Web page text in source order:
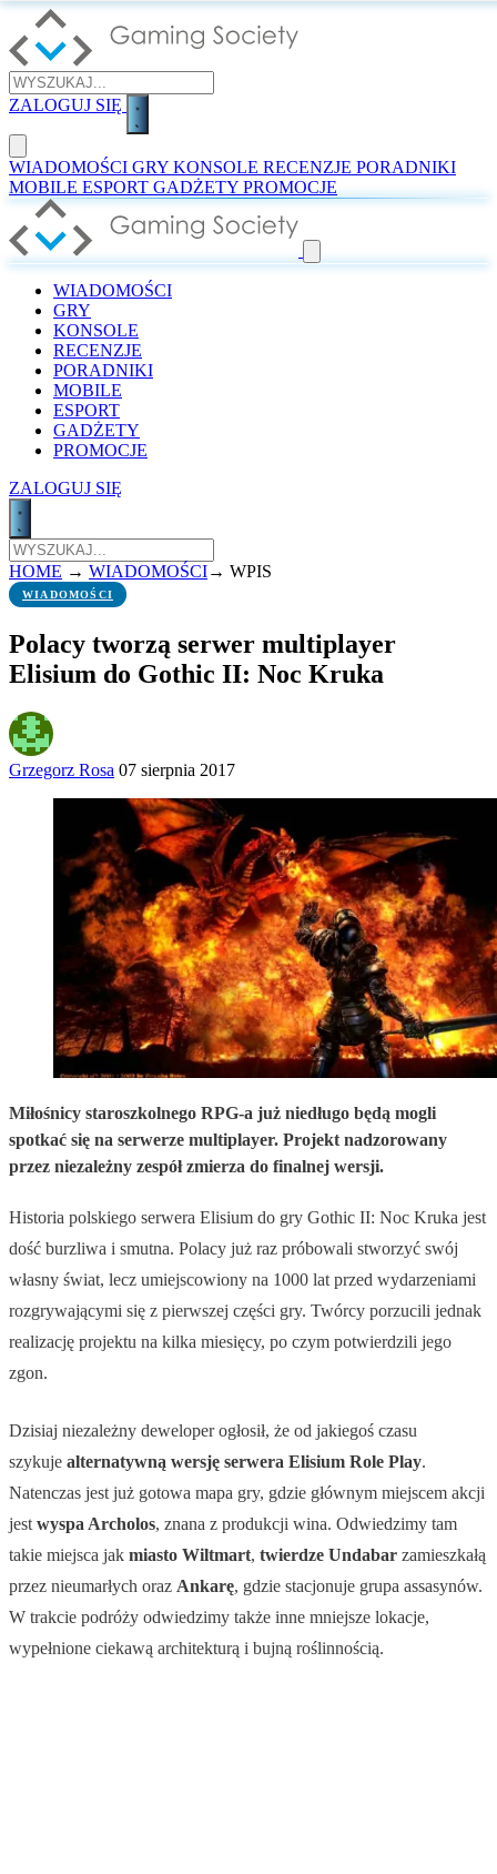
ZALOGUJ SIĘ
WIADOMOŚCI GRY KONSOLE RECENZJE PORADNIKI
MOBILE ESPORT GADŻETY PROMOCJE
WIADOMOŚCI
GRY
KONSOLE
RECENZJE
PORADNIKI
MOBILE
ESPORT
GADŻETY
PROMOCJE
ZALOGUJ SIĘ
HOME → WIADOMOŚCI→ WPIS
WIADOMOŚCI
Polacy tworzą serwer multiplayer
Elisium do Gothic II: Noc Kruka
Grzegorz Rosa 07 sierpnia 2017
Miłośnicy staroszkolnego RPG-a już niedługo będą mogli
spotkać się na serwerze multiplayer. Projekt nadzorowany
przez niezależny zespół zmierza do finalnej wersji.
Historia polskiego serwera Elisium do gry Gothic II: Noc Kruka jest
dość burzliwa i smutna. Polacy już raz próbowali stworzyć swój
własny świat, lecz umiejscowiony na 1000 lat przed wydarzeniami
rozgrywającymi się z pierwszej części gry. Twórcy porzucili jednak
realizację projektu na kilka miesięcy, po czym potwierdzili jego
zgon.
Dzisiaj niezależny deweloper ogłosił, że od jakiegoś czasu
szykuje alternatywną wersję serwera Elisium Role Play.
Natenczas jest już gotowa mapa gry, gdzie głównym miejscem akcji
jest wyspa Archolos, znana z produkcji wina. Odwiedzimy tam
takie miejsca jak miasto Wiltmart, twierdze Undabar zamieszkałą
przez nieumarłych oraz Ankarę, gdzie stacjonuje grupa assasynów.
W trakcie podróży odwiedzimy także inne mniejsze lokacje,
wypełnione ciekawą architekturą i bujną roślinnością.